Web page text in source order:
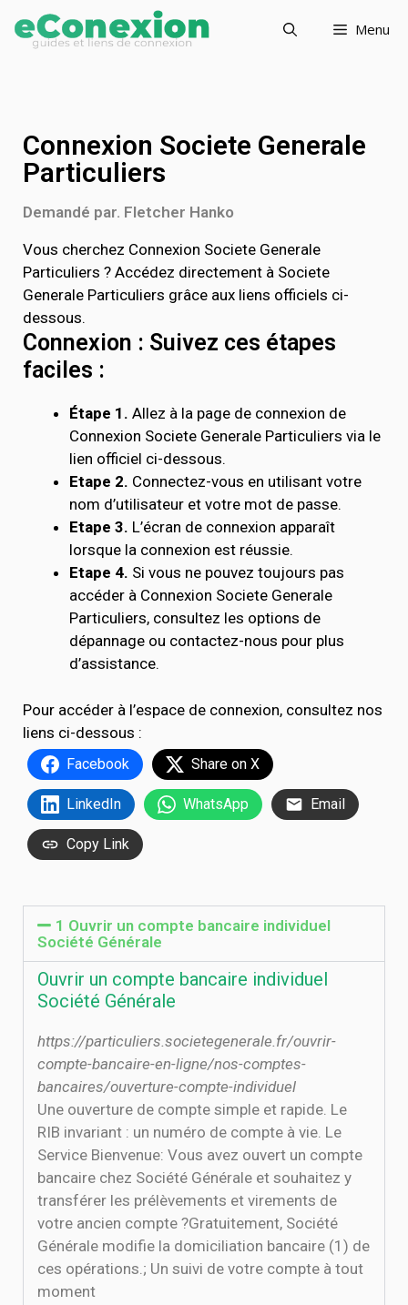
Menu
Connexion Societe Generale
Particuliers
Demandé par. Fletcher Hanko
Vous cherchez Connexion Societe Generale
Particuliers ? Accédez directement à Societe
Generale Particuliers grâce aux liens officiels ci-
dessous.
Connexion : Suivez ces étapes
faciles :
Étape 1. Allez à la page de connexion de
Connexion Societe Generale Particuliers via le
lien officiel ci-dessous.
Etape 2. Connectez-vous en utilisant votre
nom d’utilisateur et votre mot de passe.
Etape 3. L’écran de connexion apparaît
lorsque la connexion est réussie.
Etape 4. Si vous ne pouvez toujours pas
accéder à Connexion Societe Generale
Particuliers, consultez les options de
dépannage ou contactez-nous pour plus
d’assistance.
Pour accéder à l’espace de connexion, consultez nos
liens ci-dessous :
Facebook Share on X
LinkedIn WhatsApp Email
Copy Link
1 Ouvrir un compte bancaire individuel
Société Générale
Ouvrir un compte bancaire individuel
Société Générale
https://particuliers.societegenerale.fr/ouvrir-
compte-bancaire-en-ligne/nos-comptes-
bancaires/ouverture-compte-individuel
Une ouverture de compte simple et rapide. Le
RIB invariant : un numéro de compte à vie. Le
Service Bienvenue: Vous avez ouvert un compte
bancaire chez Société Générale et souhaitez y
transférer les prélèvements et virements de
votre ancien compte ?Gratuitement, Société
Générale modifie la domiciliation bancaire (1) de
ces opérations.; Un suivi de votre compte à tout
moment